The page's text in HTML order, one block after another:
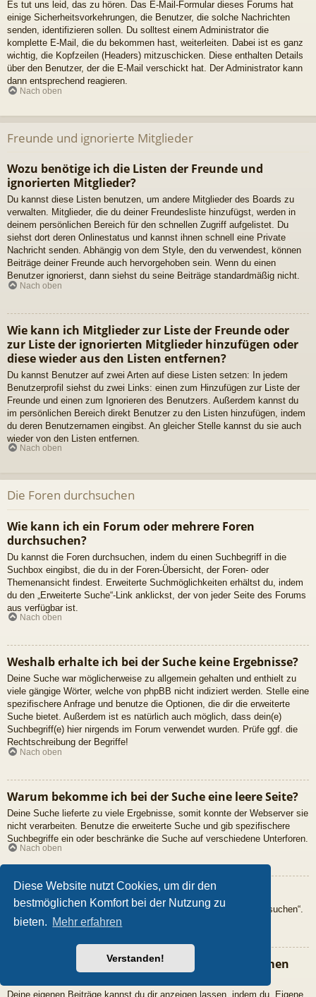
Diese Website nutzt Cookies, um dir den
bestmöglichen Komfort bei der Nutzung zu
bieten. Mehr erfahren
Verstanden!
Es tut uns leid, das zu hören. Das E-Mail-Formular dieses Forums hat
einige Sicherheitsvorkehrungen, die Benutzer, die solche Nachrichten
senden, identifizieren sollen. Du solltest einem Administrator die
komplette E-Mail, die du bekommen hast, weiterleiten. Dabei ist es ganz
wichtig, die Kopfzeilen (Headers) mitzuschicken. Diese enthalten Details
über den Benutzer, der die E-Mail verschickt hat. Der Administrator kann
dann entsprechend reagieren.
Nach oben
Freunde und ignorierte Mitglieder
Wozu benötige ich die Listen der Freunde und
ignorierten Mitglieder?
Du kannst diese Listen benutzen, um andere Mitglieder des Boards zu
verwalten. Mitglieder, die du deiner Freundesliste hinzufügst, werden in
deinem persönlichen Bereich für den schnellen Zugriff aufgelistet. Du
siehst dort deren Onlinestatus und kannst ihnen schnell eine Private
Nachricht senden. Abhängig von dem Style, den du verwendest, können
Beiträge deiner Freunde auch hervorgehoben sein. Wenn du einen
Benutzer ignorierst, dann siehst du seine Beiträge standardmäßig nicht.
Nach oben
Wie kann ich Mitglieder zur Liste der Freunde oder
zur Liste der ignorierten Mitglieder hinzufügen oder
diese wieder aus den Listen entfernen?
Du kannst Benutzer auf zwei Arten auf diese Listen setzen: In jedem
Benutzerprofil siehst du zwei Links: einen zum Hinzufügen zur Liste der
Freunde und einen zum Ignorieren des Benutzers. Außerdem kannst du
im persönlichen Bereich direkt Benutzer zu den Listen hinzufügen, indem
du deren Benutzernamen eingibst. An gleicher Stelle kannst du sie auch
wieder von den Listen entfernen.
Nach oben
Die Foren durchsuchen
Wie kann ich ein Forum oder mehrere Foren
durchsuchen?
Du kannst die Foren durchsuchen, indem du einen Suchbegriff in die
Suchbox eingibst, die du in der Foren-Übersicht, der Foren- oder
Themenansicht findest. Erweiterte Suchmöglichkeiten erhältst du, indem
du den „Erweiterte Suche“-Link anklickst, der von jeder Seite des Forums
aus verfügbar ist.
Nach oben
Weshalb erhalte ich bei der Suche keine Ergebnisse?
Deine Suche war möglicherweise zu allgemein gehalten und enthielt zu
viele gängige Wörter, welche von phpBB nicht indiziert werden. Stelle eine
spezifischere Anfrage und benutze die Optionen, die dir die erweiterte
Suche bietet. Außerdem ist es natürlich auch möglich, dass dein(e)
Suchbegriff(e) hier nirgends im Forum verwendet wurden. Prüfe ggf. die
Rechtschreibung der Begriffe!
Nach oben
Warum bekomme ich bei der Suche eine leere Seite?
Deine Suche lieferte zu viele Ergebnisse, somit konnte der Webserver sie
nicht verarbeiten. Benutze die erweiterte Suche und gib spezifischere
Suchbegriffe ein oder beschränke die Suche auf verschiedene Unterforen.
Nach oben
Wie kann ich nach Mitgliedern suchen?
Gehe zur „Mitglieder“-Seite und klicke auf „Nach einem Mitglied suchen“.
Nach oben
Wie kann ich meine eigenen Beiträge und Themen
Deine eigenen Beiträge kannst du dir anzeigen lassen, indem du „Eigene